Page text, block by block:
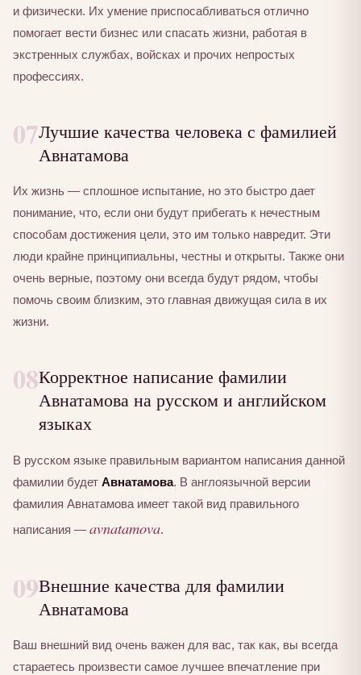
и физически. Их умение приспосабливаться отлично
помогает вести бизнес или спасать жизни, работая в
экстренных службах, войсках и прочих непростых
профессиях.
07Лучшие качества человека с фамилией
Авнатамова
Их жизнь — сплошное испытание, но это быстро дает
понимание, что, если они будут прибегать к нечестным
способам достижения цели, это им только навредит. Эти
люди крайне принципиальны, честны и открыты. Также они
очень верные, поэтому они всегда будут рядом, чтобы
помочь своим близким, это главная движущая сила в их
жизни.
08Корректное написание фамилии
Авнатамова на русском и английском
языках
В русском языке правильным вариантом написания данной
фамилии будет Авнатамова. В англоязычной версии
фамилия Авнатамова имеет такой вид правильного
написания — avnatamova.
09Внешние качества для фамилии
Авнатамова
Ваш внешний вид очень важен для вас, так как, вы всегда
стараетесь произвести самое лучшее впечатление при